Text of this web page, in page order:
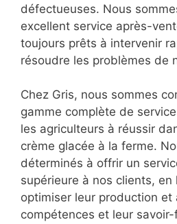
défectueuses. Nous
excellent service après-
toujours prêts à intervenir
résoudre les problèmes de
Chez Gris, nous sommes
gamme complète de
les agriculteurs à réussir
crème glacée à la ferme.
déterminés à offrir un
supérieure à nos clients, en
optimiser leur production et
compétences et leur